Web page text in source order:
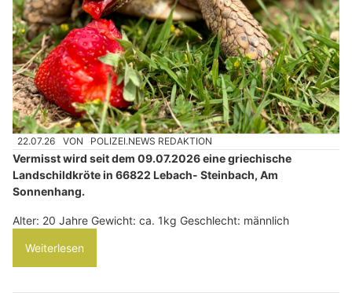
22.07.26 VON POLIZEI.NEWS REDAKTION
Vermisst wird seit dem 09.07.2026 eine griechische
Landschildkröte in 66822 Lebach- Steinbach, Am
Sonnenhang.
Alter: 20 Jahre Gewicht: ca. 1kg Geschlecht: männlich
Weiterlesen